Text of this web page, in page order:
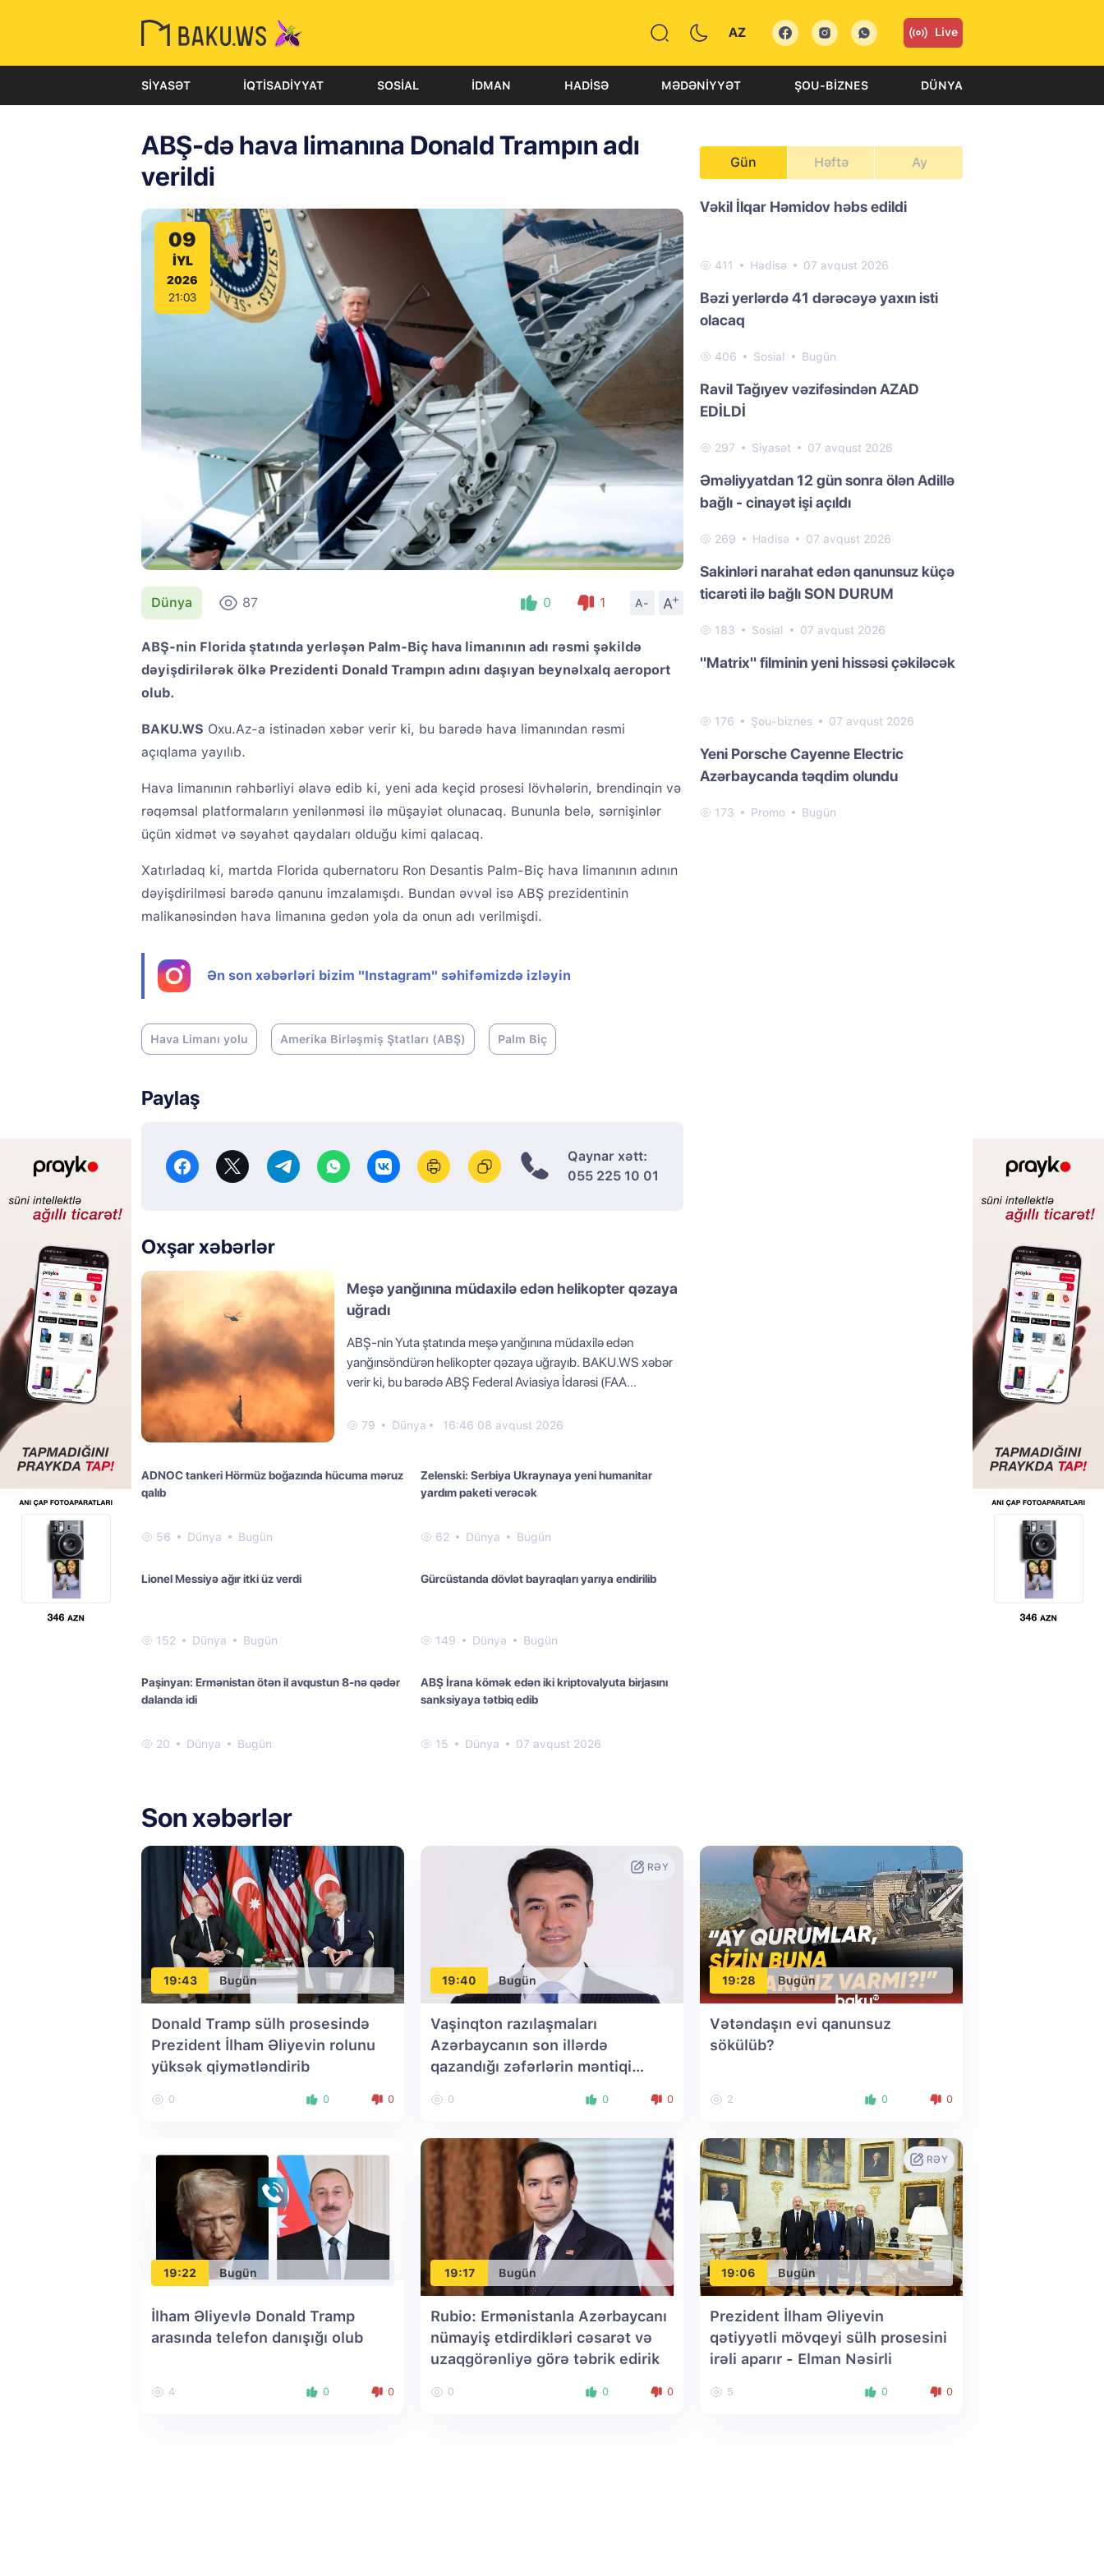
AZ Live
SIYASƏT İQTISADIYYAT SOSIAL İDMAN HADISƏ MƏDƏNIYYƏT ŞOU-BIZNES DÜNYA
ABŞ-də hava limanına Donald Trampın adı
verildi
09
IYL
2026
21:03
Dünya 87 0 1 A- A
+
ABŞ-nin Florida ştatında yerləşən Palm-Biç hava limanının adı rəsmi şəkildə
dəyişdirilərək ölkə Prezidenti Donald Trampın adını daşıyan beynəlxalq aeroport
olub.
BAKU.WS Oxu.Az-a istinadən xəbər verir ki, bu barədə hava limanından rəsmi
açıqlama yayılıb.
Hava limanının rəhbərliyi əlavə edib ki, yeni ada keçid prosesi lövhələrin, brendinqin və
rəqəmsal platformaların yenilənməsi ilə müşayiət olunacaq. Bununla belə, sərnişinlər
üçün xidmət və səyahət qaydaları olduğu kimi qalacaq.
Xatırladaq ki, martda Florida qubernatoru Ron Desantis Palm-Biç hava limanının adının
dəyişdirilməsi barədə qanunu imzalamışdı. Bundan əvvəl isə ABŞ prezidentinin
malikanəsindən hava limanına gedən yola da onun adı verilmişdi.
Ən son xəbərləri bizim "Instagram" səhifəmizdə izləyin
Hava Limanı yolu Amerika Birləşmiş Ştatları (ABŞ) Palm Biç
Paylaş
Qaynar xətt:
055 225 10 01
Oxşar xəbərlər
Meşə yanğınına müdaxilə edən helikopter qəzaya
uğradı
ABŞ-nin Yuta ştatında meşə yanğınına müdaxilə edən
yanğınsöndürən helikopter qəzaya uğrayıb. BAKU.WS xəbər
verir ki, bu barədə ABŞ Federal Aviasiya İdarəsi (FAA...
79 Dünya 16:46 08 avqust 2026
ADNOC tankeri Hörmüz boğazında hücuma məruz
qalıb
56 Dünya Bugün
Zelenski: Serbiya Ukraynaya yeni humanitar
yardım paketi verəcək
62 Dünya Bugün
Lionel Messiyə ağır itki üz verdi
152 Dünya Bugün
Gürcüstanda dövlət bayraqları yarıya endirilib
149 Dünya Bugün
Paşinyan: Ermənistan ötən il avqustun 8-nə qədər
dalanda idi
20 Dünya Bugün
ABŞ İrana kömək edən iki kriptovalyuta birjasını
sanksiyaya tətbiq edib
15 Dünya 07 avqust 2026
Gün Həftə Ay
Vəkil İlqar Həmidov həbs edildi
411 Hadisə 07 avqust 2026
Bəzi yerlərdə 41 dərəcəyə yaxın isti
olacaq
406 Sosial Bugün
Ravil Tağıyev vəzifəsindən AZAD
EDİLDİ
297 Siyasət 07 avqust 2026
Əməliyyatdan 12 gün sonra ölən Adillə
bağlı - cinayət işi açıldı
269 Hadisə 07 avqust 2026
Sakinləri narahat edən qanunsuz küçə
ticarəti ilə bağlı SON DURUM
183 Sosial 07 avqust 2026
"Matrix" filminin yeni hissəsi çəkiləcək
176 Şou-biznes 07 avqust 2026
Yeni Porsche Cayenne Electric
Azərbaycanda təqdim olundu
173 Promo Bugün
Son xəbərlər
19:43 Bugün
Donald Tramp sülh prosesində
Prezident İlham Əliyevin rolunu
yüksək qiymətləndirib
0 0 0
19:40 Bugün
RƏY
Vaşinqton razılaşmaları
Azərbaycanın son illərdə
qazandığı zəfərlərin məntiqi
0 0 0
19:28 Bugün
Vətəndaşın evi qanunsuz
sökülüb?
2 0 0
19:22 Bugün
İlham Əliyevlə Donald Tramp
arasında telefon danışığı olub
4 0 0
19:17 Bugün
Rubio: Ermənistanla Azərbaycanı
nümayiş etdirdikləri cəsarət və
uzaqgörənliyə görə təbrik edirik
0 0 0
19:06 Bugün
RƏY
Prezident İlham Əliyevin
qətiyyətli mövqeyi sülh prosesini
irəli aparır - Elman Nəsirli
5 0 0